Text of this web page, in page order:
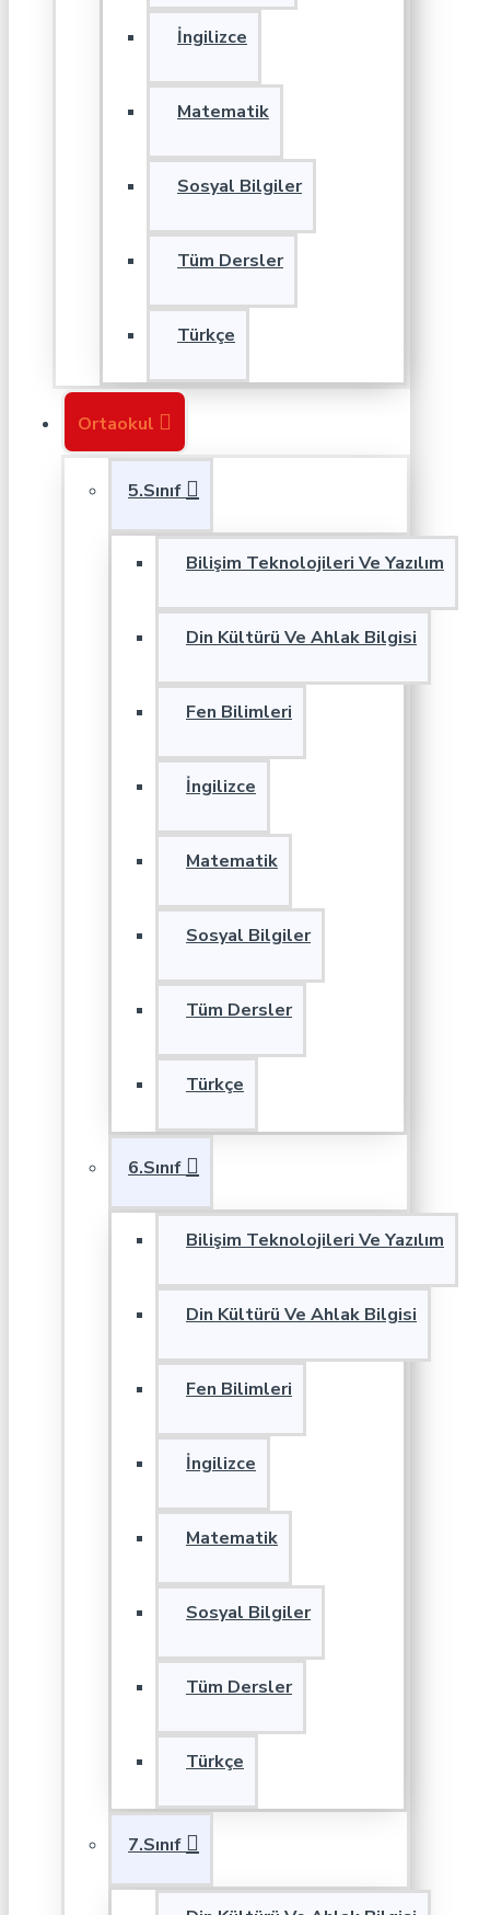
İngilizce
Matematik
Sosyal Bilgiler
Tüm Dersler
Türkçe
Ortaokul
5.Sınıf
Bilişim Teknolojileri Ve Yazılım
Din Kültürü Ve Ahlak Bilgisi
Fen Bilimleri
İngilizce
Matematik
Sosyal Bilgiler
Tüm Dersler
Türkçe
6.Sınıf
Bilişim Teknolojileri Ve Yazılım
Din Kültürü Ve Ahlak Bilgisi
Fen Bilimleri
İngilizce
Matematik
Sosyal Bilgiler
Tüm Dersler
Türkçe
7.Sınıf